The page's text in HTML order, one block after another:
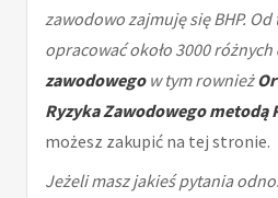
zawodowo zajmuję się BHP. Od
opracować około 3000 różnych
zawodowegow tym rownież
Ryzyka Zawodowego metodą
możesz zakupić na tej stronie.
Jeżeli masz jakieś pytania